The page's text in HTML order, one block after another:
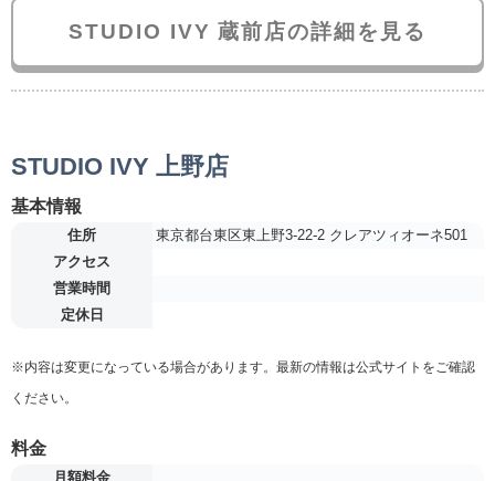
STUDIO IVY 蔵前店の詳細を見る
STUDIO IVY 上野店
基本情報
住所
東京都台東区東上野3-22-2 クレアツィオーネ501
アクセス
営業時間
定休日
※内容は変更になっている場合があります。最新の情報は公式サイトをご確認
ください。
料金
月額料金